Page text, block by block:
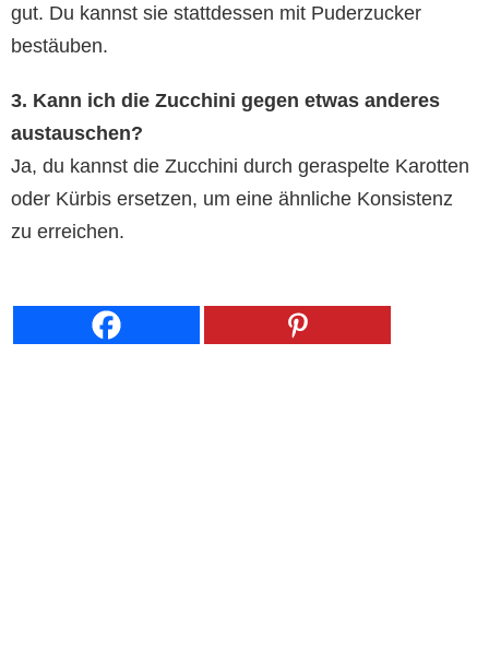
gut. Du kannst sie stattdessen mit Puderzucker
bestäuben.
3. Kann ich die Zucchini gegen etwas anderes
austauschen?
Ja, du kannst die Zucchini durch geraspelte Karotten
oder Kürbis ersetzen, um eine ähnliche Konsistenz
zu erreichen.